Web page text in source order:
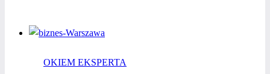
OKIEM EKSPERTA